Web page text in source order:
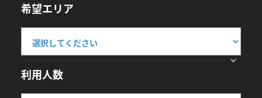
希望エリア
利用人数